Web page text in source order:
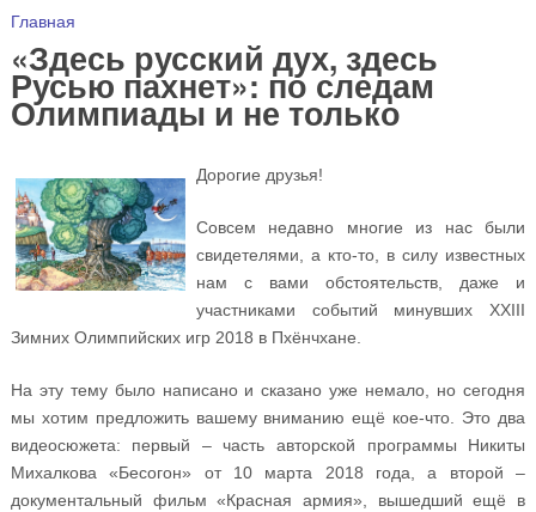
Вы здесь
Главная
«Здесь русский дух, здесь
Русью пахнет»: по следам
Олимпиады и не только
Дорогие друзья!
Совсем недавно многие из нас были
свидетелями, а кто-то, в силу известных
нам с вами обстоятельств, даже и
участниками событий минувших XXIII
Зимних Олимпийских игр 2018 в Пхёнчхане.
На эту тему было написано и сказано уже немало, но сегодня
мы хотим предложить вашему вниманию ещё кое-что. Это два
видеосюжета: первый – часть авторской программы Никиты
Михалкова «Бесогон» от 10 марта 2018 года, а второй –
документальный фильм «Красная армия», вышедший ещё в